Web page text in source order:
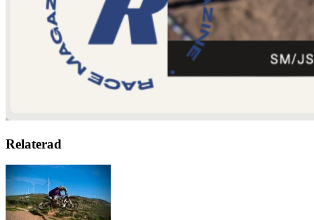
Relaterad